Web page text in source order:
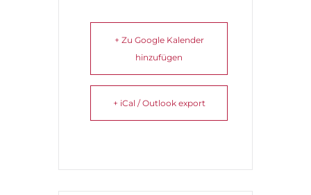
+ Zu Google Kalender
hinzufügen
+ iCal / Outlook export